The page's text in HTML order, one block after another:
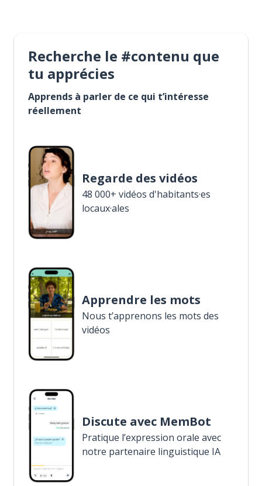
Recherche le #contenu que
tu apprécies
Apprends à parler de ce qui t’intéresse
réellement
Regarde des vidéos
48 000+ vidéos d'habitants·es
locaux·ales
Apprendre les mots
Nous t’apprenons les mots des
vidéos
Discute avec MemBot
Pratique l’expression orale avec
notre partenaire linguistique IA